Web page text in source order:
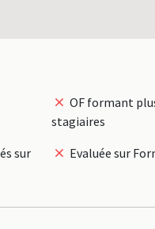
OF formant
stagiaires
sur
Evaluée sur